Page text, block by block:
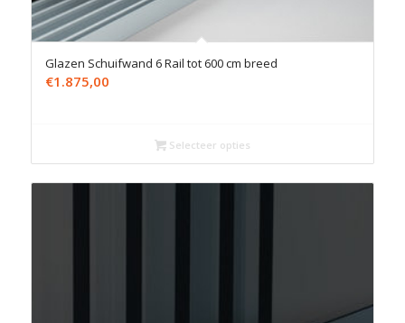
Glazen Schuifwand 6 Rail tot 600 cm breed
€1.875,00
Selecteer opties